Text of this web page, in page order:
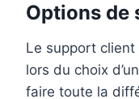
Options de
Le support
lors du choix d’un
faire toute la